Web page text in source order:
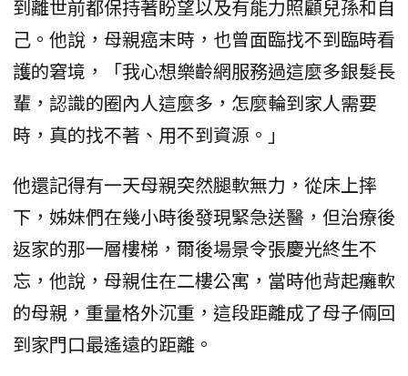
到離世前都保持著盼望以及有能力照顧兒孫和自
己。他說，母親癌末時，也曾面臨找不到臨時看
護的窘境，「我心想樂齡網服務過這麼多銀髮長
輩，認識的圈內人這麼多，怎麼輪到家人需要
時，真的找不著、用不到資源。」
他還記得有一天母親突然腿軟無力，從床上摔
下，姊妹們在幾小時後發現緊急送醫，但治療後
返家的那一層樓梯，爾後場景令張慶光終生不
忘，他說，母親住在二樓公寓，當時他背起癱軟
的母親，重量格外沉重，這段距離成了母子倆回
到家門口最遙遠的距離。